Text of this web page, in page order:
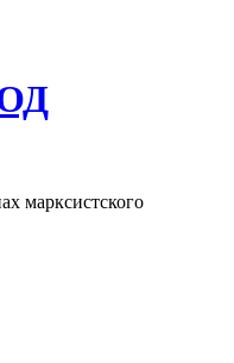
марксистского